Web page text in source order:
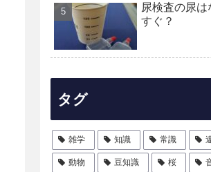
尿検査の尿は
すぐ？
タグ
雑学 知識 常識
動物 豆知識 桜